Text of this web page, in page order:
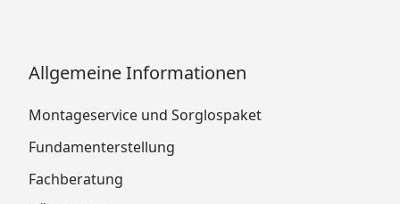
Allgemeine Informationen
Montageservice und Sorglospaket
Fundamenterstellung
Fachberatung